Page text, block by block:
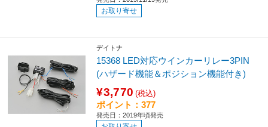
お取り寄せ
デイトナ
15368 LED対応ウインカーリレー3PIN
(ハザード機能＆ポジション機能付き)
¥3,770 (税込)
ポイント：377
発売日：2019年頃発売